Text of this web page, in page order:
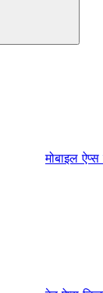
मोबाइल ऐप्स